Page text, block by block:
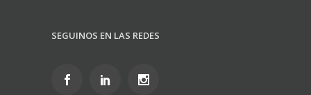
SEGUINOS EN LAS REDES